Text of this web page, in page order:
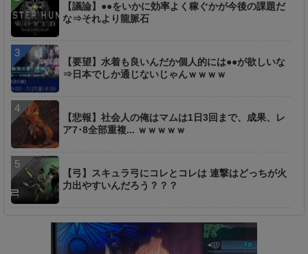
【議論】●●をいかに効率よく稼ぐかが今後の課題だ
な⇒それより龍脈石
【要望】水着も良いんだか個人的には●●が欲しいな
⇒日本でしか通じないじゃんｗｗｗｗ
【悲報】社会人の俺はマムは1日3回まで、成果、レ
ア7･8全部重複... ｗｗｗｗｗ
【弓】スキュラ弓にコレとコレは 連撃はどっちが火
力出やすいんだろう？？？